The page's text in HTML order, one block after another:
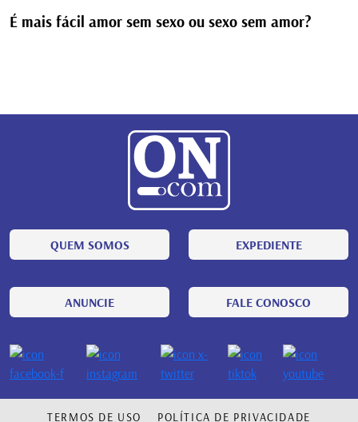
É mais fácil amor sem sexo ou sexo sem amor?
QUEM SOMOS EXPEDIENTE
ANUNCIE FALE CONOSCO
TERMOS DE USO POLÍTICA DE PRIVACIDADE